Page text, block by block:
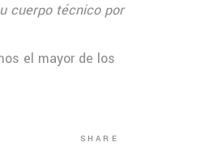
cuerpo técnico por
el mayor de los
SHARE